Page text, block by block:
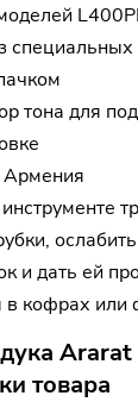
тона для
Армения
и дать ей
в кофрах или
товара